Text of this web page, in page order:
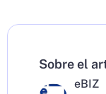
Sobre el
eBIZ